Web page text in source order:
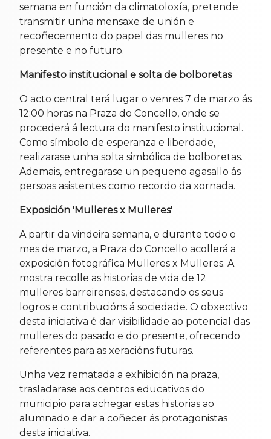
semana en función da climatoloxía, pretende
transmitir unha mensaxe de unión e
recoñecemento do papel das mulleres no
presente e no futuro.
Manifesto institucional e solta de bolboretas
O acto central terá lugar o venres 7 de marzo ás
12:00 horas na Praza do Concello, onde se
procederá á lectura do manifesto institucional.
Como símbolo de esperanza e liberdade,
realizarase unha solta simbólica de bolboretas.
Ademais, entregarase un pequeno agasallo ás
persoas asistentes como recordo da xornada.
Exposición 'Mulleres x Mulleres'
A partir da vindeira semana, e durante todo o
mes de marzo, a Praza do Concello acollerá a
exposición fotográfica Mulleres x Mulleres. A
mostra recolle as historias de vida de 12
mulleres barreirenses, destacando os seus
logros e contribucións á sociedade. O obxectivo
desta iniciativa é dar visibilidade ao potencial das
mulleres do pasado e do presente, ofrecendo
referentes para as xeracións futuras.
Unha vez rematada a exhibición na praza,
trasladarase aos centros educativos do
municipio para achegar estas historias ao
alumnado e dar a coñecer ás protagonistas
desta iniciativa.